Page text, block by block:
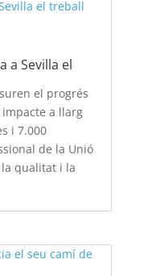
a Sevilla el
el progrés
a llarg
i 7.000
de la Unió
qualitat i la